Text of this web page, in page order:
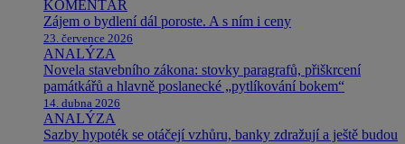
KOMENTÁŘ
Zájem o bydlení dál poroste. A s ním i ceny
23. července 2026
ANALÝZA
Novela stavebního zákona: stovky paragrafů, přiškrcení
památkářů a hlavně poslanecké „pytlíkování bokem“
14. dubna 2026
ANALÝZA
Sazby hypoték se otáčejí vzhůru, banky zdražují a ještě budou